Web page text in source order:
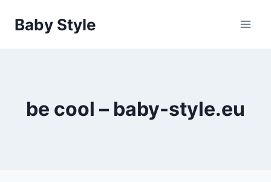
Baby Style
be cool – baby-style.eu